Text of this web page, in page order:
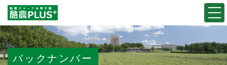
バックナンバー